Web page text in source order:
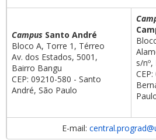
Campus Santo André
Bloco A, Torre 1, Térreo
Av. dos Estados, 5001,
Bairro Bangu
CEP: 09210-580 - Santo
André, São Paulo
s/
E-mail: